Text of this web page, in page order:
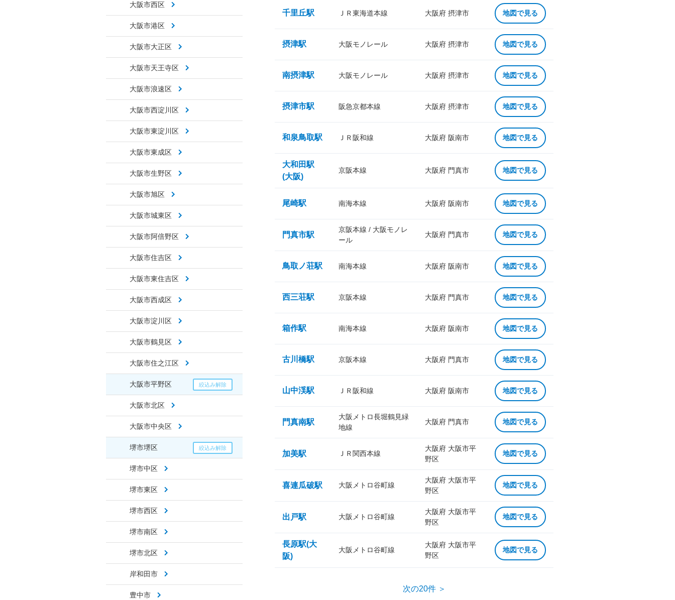
大阪市西区
大阪市港区
大阪市大正区
大阪市天王寺区
大阪市浪速区
大阪市西淀川区
大阪市東淀川区
大阪市東成区
大阪市生野区
大阪市旭区
大阪市城東区
大阪市阿倍野区
大阪市住吉区
大阪市東住吉区
大阪市西成区
大阪市淀川区
大阪市鶴見区
大阪市住之江区
大阪市平野区
大阪市北区
大阪市中央区
堺市堺区
堺市中区
堺市東区
堺市西区
堺市南区
堺市北区
岸和田市
豊中市
千里丘駅 ＪＲ東海道本線 大阪府 摂津市 地図で見る
摂津駅 大阪モノレール 大阪府 摂津市 地図で見る
南摂津駅 大阪モノレール 大阪府 摂津市 地図で見る
摂津市駅 阪急京都本線 大阪府 摂津市 地図で見る
和泉鳥取駅 ＪＲ阪和線 大阪府 阪南市 地図で見る
大和田駅
(大阪)
京阪本線 大阪府 門真市 地図で見る
尾崎駅 南海本線 大阪府 阪南市 地図で見る
門真市駅
京阪本線 / 大阪モノレ
ール
大阪府 門真市 地図で見る
鳥取ノ荘駅 南海本線 大阪府 阪南市 地図で見る
西三荘駅 京阪本線 大阪府 門真市 地図で見る
箱作駅 南海本線 大阪府 阪南市 地図で見る
古川橋駅 京阪本線 大阪府 門真市 地図で見る
山中渓駅 ＪＲ阪和線 大阪府 阪南市 地図で見る
門真南駅
大阪メトロ長堀鶴見緑
地線
大阪府 門真市 地図で見る
加美駅 ＪＲ関西本線
大阪府 大阪市平
野区
地図で見る
喜連瓜破駅 大阪メトロ谷町線
大阪府 大阪市平
野区
地図で見る
出戸駅 大阪メトロ谷町線
大阪府 大阪市平
野区
地図で見る
長原駅(大
阪)
大阪メトロ谷町線
大阪府 大阪市平
野区
地図で見る
次の20件 ＞